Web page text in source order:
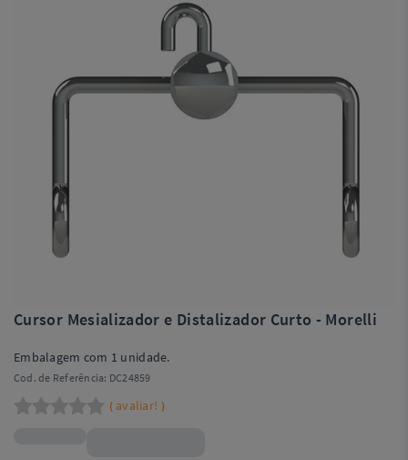
Software
Odontológico
Cursor Mesializador e Distalizador Curto - Morelli
Embalagem com 1 unidade.
Cod. de Referência: DC24859
( avaliar! )